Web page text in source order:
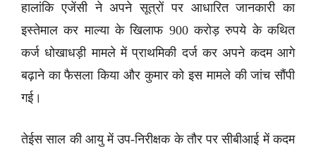
हालांकि एजेंसी ने अपने सूत्रों पर आधारित जानकारी का
इस्तेमाल कर माल्या के खिलाफ 900 करोड़ रुपये के कथित
कर्ज धोखाधड़ी मामले में प्राथमिकी दर्ज कर अपने कदम आगे
बढ़ाने का फैसला किया और कुमार को इस मामले की जांच सौंपी
गई।
तेईस साल की आयु में उप-निरीक्षक के तौर पर सीबीआई में कदम